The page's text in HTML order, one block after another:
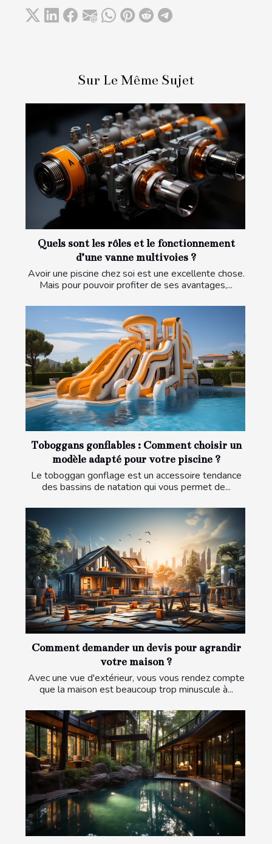
Sur Le Même Sujet
Quels sont les rôles et le fonctionnement
d’une vanne multivoies ?
Avoir une piscine chez soi est une excellente chose.
Mais pour pouvoir profiter de ses avantages,...
Toboggans gonflables : Comment choisir un
modèle adapté pour votre piscine ?
Le toboggan gonflage est un accessoire tendance
des bassins de natation qui vous permet de...
Comment demander un devis pour agrandir
votre maison ?
Avec une vue d'extérieur, vous vous rendez compte
que la maison est beaucoup trop minuscule à...